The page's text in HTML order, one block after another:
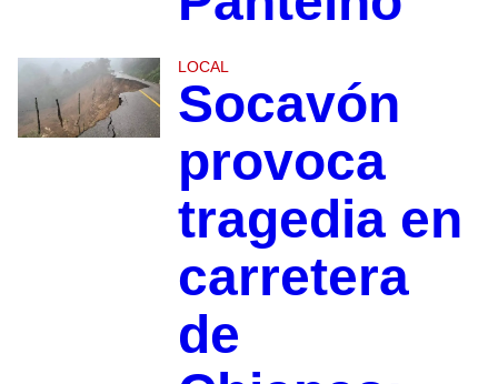
LOCAL
Socavón
provoca
tragedia en
carretera
de